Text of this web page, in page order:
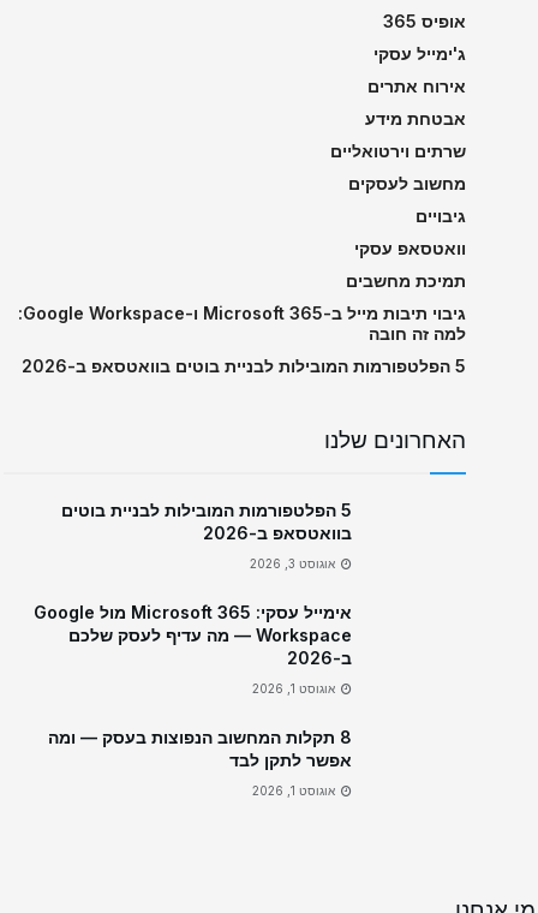
אופיס 365
ג'ימייל עסקי
אירוח אתרים
אבטחת מידע
שרתים וירטואליים
מחשוב לעסקים
גיבויים
וואטסאפ עסקי
תמיכת מחשבים
גיבוי תיבות מייל ב-Microsoft 365 ו-Google Workspace:
למה זה חובה
5 הפלטפורמות המובילות לבניית בוטים בוואטסאפ ב-2026
האחרונים שלנו
5 הפלטפורמות המובילות לבניית בוטים
בוואטסאפ ב-2026
אוגוסט 3, 2026
אימייל עסקי: Microsoft 365 מול Google
Workspace — מה עדיף לעסק שלכם
ב-2026
אוגוסט 1, 2026
8 תקלות המחשוב הנפוצות בעסק — ומה
אפשר לתקן לבד
אוגוסט 1, 2026